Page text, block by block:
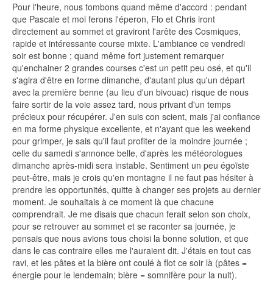
Pour l'heure, nous tombons quand même d'accord : pendant
que Pascale et moi ferons l'éperon, Flo et Chris iront
directement au sommet et graviront l'arête des Cosmiques,
rapide et intéressante course mixte. L'ambiance ce vendredi
soir est bonne ; quand même fort justement remarquer
qu'enchainer 2 grandes courses c'est un petit peu osé, et qu'il
s'agira d'être en forme dimanche, d'autant plus qu'un départ
avec la première benne (au lieu d'un bivouac) risque de nous
faire sortir de la voie assez tard, nous privant d'un temps
précieux pour récupérer. J'en suis con scient, mais j'ai confiance
en ma forme physique excellente, et n'ayant que les weekend
pour grimper, je sais qu'il faut profiter de la moindre journée ;
celle du samedi s'annonce belle, d'après les météorologues
dimanche après-midi sera instable. Sentiment un peu égoïste
peut-être, mais je crois qu'en montagne il ne faut pas hésiter à
prendre les opportunités, quitte à changer ses projets au dernier
moment. Je souhaitais à ce moment là que chacune
comprendrait. Je me disais que chacun ferait selon son choix,
pour se retrouver au sommet et se raconter sa journée, je
pensais que nous avions tous choisi la bonne solution, et que
dans le cas contraire elles me l'auraient dit. J'étais en tout cas
ravi, et les pâtes et la bière ont coulé à flot ce soir là (pâtes =
énergie pour le lendemain; bière = somnifère pour la nuit).